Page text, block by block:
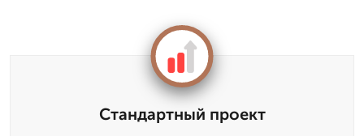
Стандартный проект